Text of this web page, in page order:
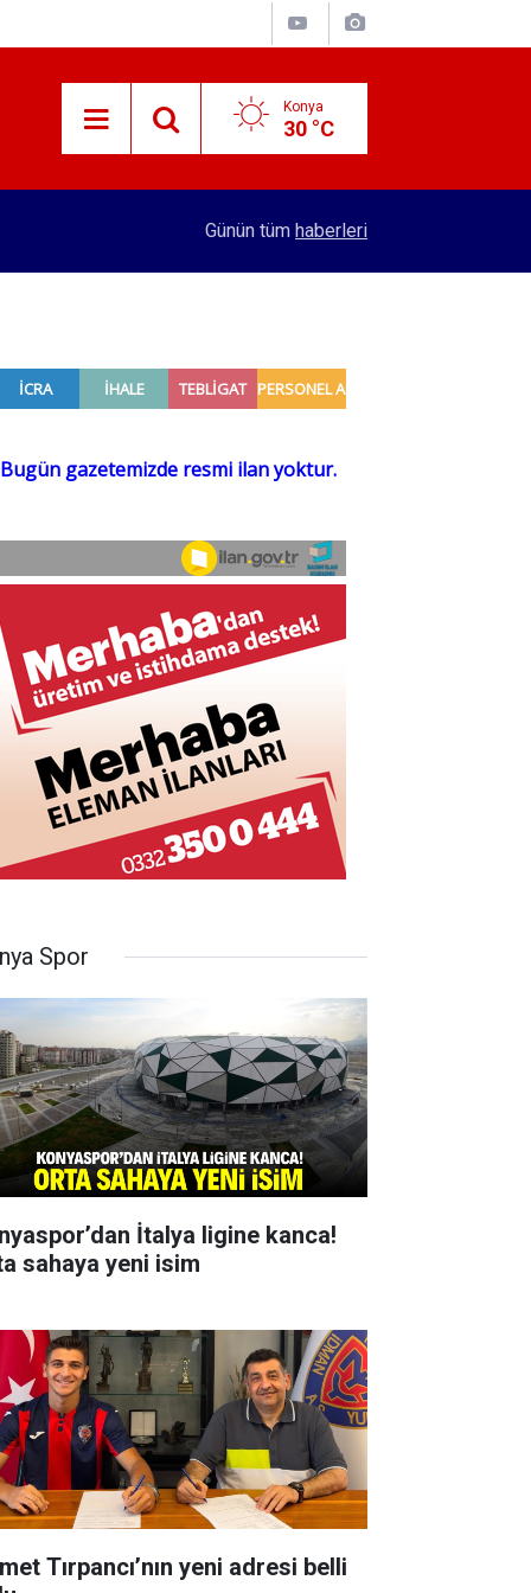
Konya
30 °C
Devlet ve Din Arasında
Günün tüm haberleri
Spor
İtalya ligine kanca!
sahaya yeni isim
Tırpancı’nın yeni adresi belli